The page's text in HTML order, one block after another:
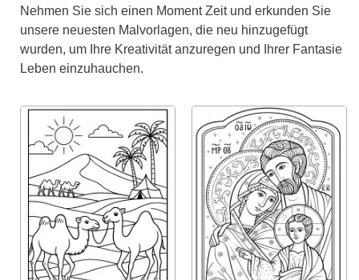
Nehmen Sie sich einen Moment Zeit und erkunden Sie
unsere neuesten Malvorlagen, die neu hinzugefügt
wurden, um Ihre Kreativität anzuregen und Ihrer Fantasie
Leben einzuhauchen.